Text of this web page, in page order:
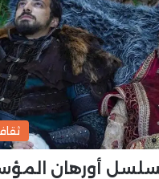
أورهان